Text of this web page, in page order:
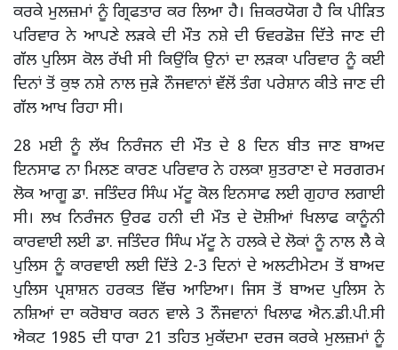
ਕਰਕੇ ਮੁਲਜ਼ਮਾਂ ਨੂੰ ਗ੍ਰਿਫਤਾਰ ਕਰ ਲਿਆ ਹੈ। ਜ਼ਿਕਰਯੋਗ ਹੈ ਕਿ ਪੀੜਿਤ
ਪਰਿਵਾਰ ਨੇ ਆਪਣੇ ਲੜਕੇ ਦੀ ਮੌਤ ਨਸ਼ੇ ਦੀ ਓਵਰਡੋਜ਼ ਦਿੱਤੇ ਜਾਣ ਦੀ
ਗੱਲ ਪੁਲਿਸ ਕੋਲ ਰੱਖੀ ਸੀ ਕਿਉਂਕਿ ਉਨਾਂ ਦਾ ਲੜਕਾ ਪਰਿਵਾਰ ਨੂੰ ਕਈ
ਦਿਨਾਂ ਤੋਂ ਕੁਝ ਨਸ਼ੇ ਨਾਲ ਜੁੜੇ ਨੌਜਵਾਨਾਂ ਵੱਲੋਂ ਤੰਗ ਪਰੇਸ਼ਾਨ ਕੀਤੇ ਜਾਣ ਦੀ
ਗੱਲ ਆਖ ਰਿਹਾ ਸੀ।
28 ਮਈ ਨੂੰ ਲੱਖ ਨਿਰੰਜਨ ਦੀ ਮੌਤ ਦੇ 8 ਦਿਨ ਬੀਤ ਜਾਣ ਬਾਅਦ
ਇਨਸਾਫ ਨਾ ਮਿਲਣ ਕਾਰਣ ਪਰਿਵਾਰ ਨੇ ਹਲਕਾ ਸ਼ੁਤਰਾਣਾ ਦੇ ਸਰਗਰਮ
ਲੋਕ ਆਗੂ ਡਾ. ਜਤਿੰਦਰ ਸਿੰਘ ਮੱਟੂ ਕੋਲ ਇਨਸਾਫ ਲਈ ਗੁਹਾਰ ਲਗਾਈ
ਸੀ। ਲਖ ਨਿਰੰਜਨ ਉਰਫ ਹਨੀ ਦੀ ਮੌਤ ਦੇ ਦੋਸ਼ੀਆਂ ਖਿਲਾਫ ਕਾਨੂੰਨੀ
ਕਾਰਵਾਈ ਲਈ ਡਾ. ਜਤਿੰਦਰ ਸਿੰਘ ਮੱਟੂ ਨੇ ਹਲਕੇ ਦੇ ਲੋਕਾਂ ਨੂੰ ਨਾਲ ਲੈ ਕੇ
ਪੁਲਿਸ ਨੂੰ ਕਾਰਵਾਈ ਲਈ ਦਿੱਤੇ 2-3 ਦਿਨਾਂ ਦੇ ਅਲਟੀਮੇਟਮ ਤੋਂ ਬਾਅਦ
ਪੁਲਿਸ ਪ੍ਰਸ਼ਾਸ਼ਨ ਹਰਕਤ ਵਿੱਚ ਆਇਆ। ਜਿਸ ਤੋਂ ਬਾਅਦ ਪੁਲਿਸ ਨੇ
ਨਸ਼ਿਆਂ ਦਾ ਕਰੋਬਾਰ ਕਰਨ ਵਾਲੇ 3 ਨੌਜਵਾਨਾਂ ਖਿਲਾਫ ਐਨ.ਡੀ.ਪੀ.ਸੀ
ਐਕਟ 1985 ਦੀ ਧਾਰਾ 21 ਤਹਿਤ ਮੁਕੱਦਮਾ ਦਰਜ ਕਰਕੇ ਮੁਲਜ਼ਮਾਂ ਨੂੰ